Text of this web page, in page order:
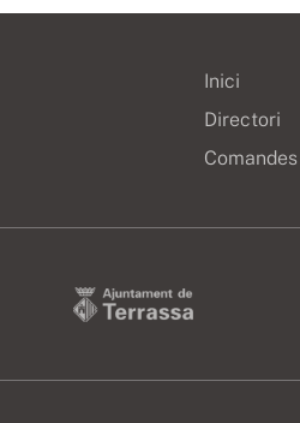
Inici
Directori
Comandes